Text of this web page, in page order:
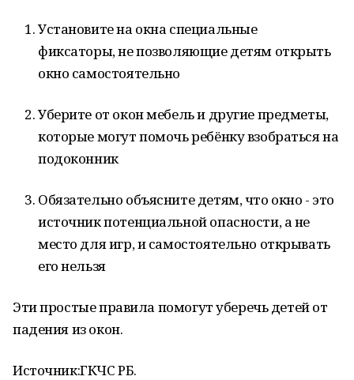
Установите на окна специальные
фиксаторы, не позволяющие детям открыть
окно самостоятельно
Уберите от окон мебель и другие предметы,
которые могут помочь ребёнку взобраться на
подоконник
Обязательно объясните детям, что окно - это
источник потенциальной опасности, а не
место для игр, и самостоятельно открывать
его нельзя
Эти простые правила помогут уберечь детей от
падения из окон.
Источник:ГКЧС РБ.